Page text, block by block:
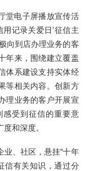
堂电子屏播放宣传活
用记录关爱日’征信主
向到店办理业务的客
年来，围绕建立覆盖
体系建设支持实体经
等相关内容。创新方
理业务的客户开展宣
感受到征信的重要意
和深度。
业、社区，悬挂“十年
信有关知识，通过分